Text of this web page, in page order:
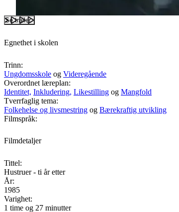
Se trailer
Egnethet i skolen
Trinn:
Ungdomsskole og Videregående
Overordnet læreplan:
Identitet, Inkludering, Likestilling og Mangfold
Tverrfaglig tema:
Folkehelse og livsmestring og Bærekraftig utvikling
Filmspråk:
Filmdetaljer
Tittel:
Hustruer - ti år etter
År:
1985
Varighet:
1 time og 27 minutter